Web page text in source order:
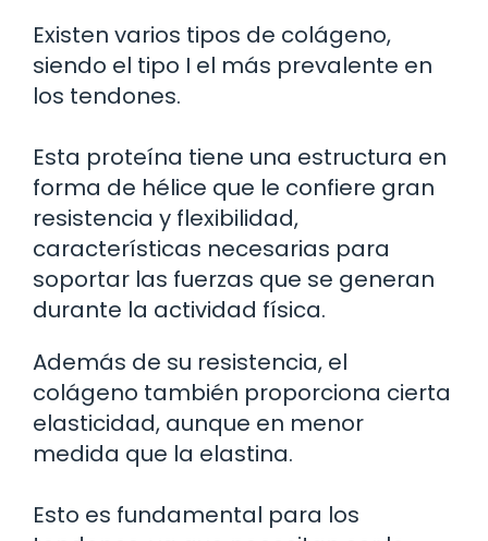
Existen varios tipos de colágeno,
siendo el tipo I el más prevalente en
los tendones.
Esta proteína tiene una estructura en
forma de hélice que le confiere gran
resistencia y flexibilidad,
características necesarias para
soportar las fuerzas que se generan
durante la actividad física.
Además de su resistencia, el
colágeno también proporciona cierta
elasticidad, aunque en menor
medida que la elastina.
Esto es fundamental para los